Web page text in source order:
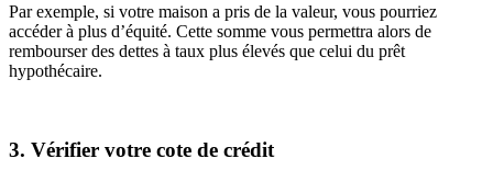
Par exemple, si votre maison a pris de la valeur, vous pourriez
accéder à plus d’équité. Cette somme vous permettra alors de
rembourser des dettes à taux plus élevés que celui du prêt
hypothécaire.
3. Vérifier votre cote de crédit